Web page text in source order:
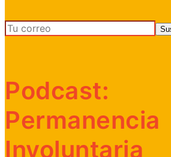
Podcast:
Permanencia
Involuntaria